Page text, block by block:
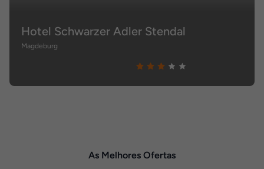
Hotel Schwarzer Adler Stendal
Magdeburg
As Melhores Ofertas